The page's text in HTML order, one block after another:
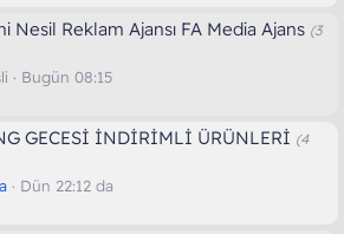
Nesil Reklam Ajansı FA Media Ajans (3
Bugün 08:15
GECESİ İNDİRİMLİ ÜRÜNLERİ (4
Dün 22:12 da